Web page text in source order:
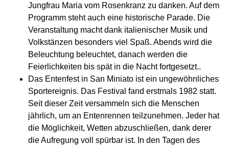
Jungfrau Maria vom Rosenkranz zu danken. Auf dem
Programm steht auch eine historische Parade. Die
Veranstaltung macht dank italienischer Musik und
Volkstänzen besonders viel Spaß. Abends wird die
Beleuchtung beleuchtet, danach werden die
Feierlichkeiten bis spät in die Nacht fortgesetzt..
Das Entenfest in San Miniato ist ein ungewöhnliches
Sportereignis. Das Festival fand erstmals 1982 statt.
Seit dieser Zeit versammeln sich die Menschen
jährlich, um an Entenrennen teilzunehmen. Jeder hat
die Möglichkeit, Wetten abzuschließen, dank derer
die Aufregung voll spürbar ist. In den Tagen des